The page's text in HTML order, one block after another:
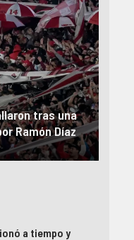
con Central y
a tiempo y